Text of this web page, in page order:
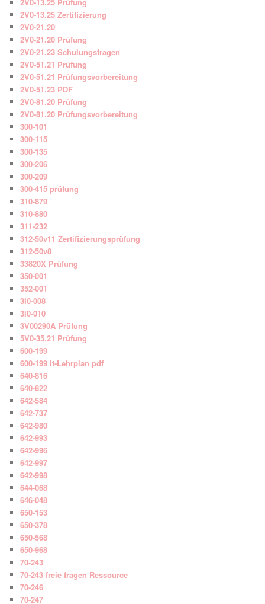
2V0-13.25 Zertifizierung
2V0-21.20
2V0-21.20 Prüfung
2V0-21.23 Schulungsfragen
2V0-51.21 Prüfung
2V0-51.21 Prüfungsvorbereitung
2V0-51.23 PDF
2V0-81.20 Prüfung
2V0-81.20 Prüfungsvorbereitung
300-101
300-115
300-135
300-206
300-209
300-415 prüfung
310-879
310-880
311-232
312-50v11 Zertifizierungsprüfung
312-50v8
33820X Prüfung
350-001
352-001
3I0-008
3I0-010
3V00290A Prüfung
5V0-35.21 Prüfung
600-199
600-199 it-Lehrplan pdf
640-816
640-822
642-584
642-737
642-980
642-993
642-996
642-997
642-998
644-068
646-048
650-153
650-378
650-568
650-968
70-243
70-243 freie fragen Ressource
70-246
70-247